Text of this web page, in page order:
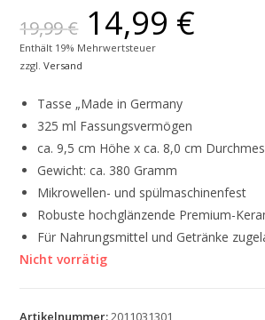
19,99€ 14,99 €
Enthält 19% Mehrwertsteuer
zzgl.Versand
Tasse „Made in Germany
325 ml Fassungsvermögen
ca. 9,5 cm Höhe x ca. 8,0 cm
Gewicht: ca. 380 Gramm
Mikrowellen- und spülmaschinenfest
Robuste hochglänzende Premium-
Für Nahrungsmittel und Getränke
Nicht vorrätig